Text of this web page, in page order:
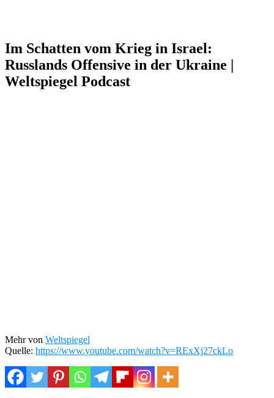
Im Schatten vom Krieg in Israel:
Russlands Offensive in der Ukraine |
Weltspiegel Podcast
Mehr von Weltspiegel
Quelle: https://www.youtube.com/watch?v=RExXj27ckLo